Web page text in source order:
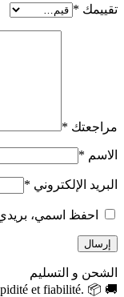
تقييمك *
مراجعتك *
الاسم *
البريد الإلكتروني *
احفظ اسمي، بريدي
الشحن و التسليم
et fiabilité. 📦